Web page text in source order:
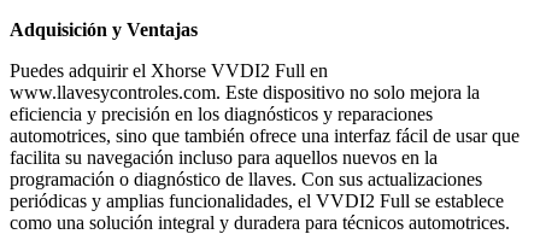
Adquisición y Ventajas
Puedes adquirir el Xhorse VVDI2 Full en
www.llavesycontroles.com. Este dispositivo no solo mejora la
eficiencia y precisión en los diagnósticos y reparaciones
automotrices, sino que también ofrece una interfaz fácil de usar que
facilita su navegación incluso para aquellos nuevos en la
programación o diagnóstico de llaves. Con sus actualizaciones
periódicas y amplias funcionalidades, el VVDI2 Full se establece
como una solución integral y duradera para técnicos automotrices.